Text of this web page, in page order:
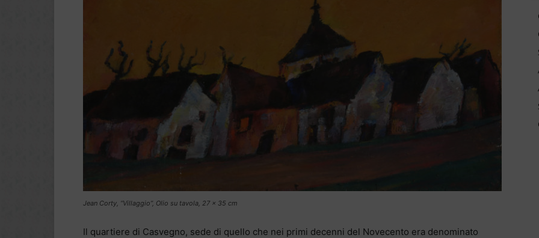
Jean Corty, “Villaggio”, Olio su tavola, 27 x 35 cm
Il quartiere di Casvegno, sede di quello che nei primi decenni del Novecento era denominato